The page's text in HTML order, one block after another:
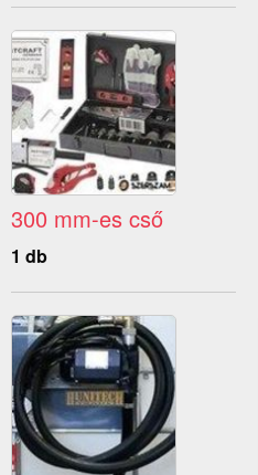
300 mm-es cső
1 db